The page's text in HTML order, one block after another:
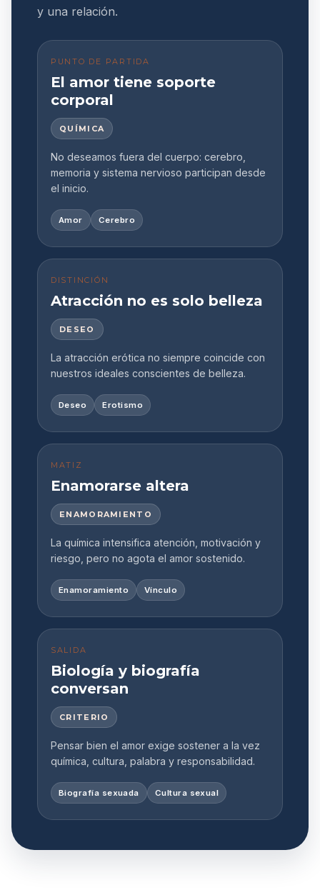
y una relación.
PUNTO DE PARTIDA
El amor tiene soporte
corporal
QUÍMICA
No deseamos fuera del cuerpo: cerebro,
memoria y sistema nervioso participan desde
el inicio.
Amor Cerebro
DISTINCIÓN
Atracción no es solo belleza
DESEO
La atracción erótica no siempre coincide con
nuestros ideales conscientes de belleza.
Deseo Erotismo
MATIZ
Enamorarse altera
ENAMORAMIENTO
La química intensifica atención, motivación y
riesgo, pero no agota el amor sostenido.
Enamoramiento Vínculo
SALIDA
Biología y biografía
conversan
CRITERIO
Pensar bien el amor exige sostener a la vez
química, cultura, palabra y responsabilidad.
Biografía sexuada Cultura sexual